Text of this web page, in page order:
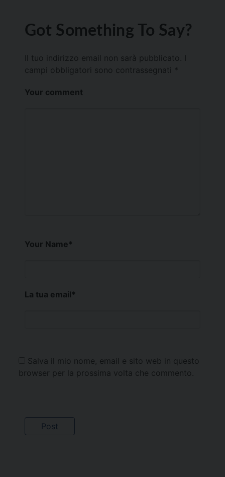
Got Something To Say?
Il tuo indirizzo email non sarà pubblicato.
campi obbligatori sono contrassegnati *
Your comment
Your Name*
La tua email*
Salva il mio nome, email e sito web in questo
browser per la prossima volta che commento.